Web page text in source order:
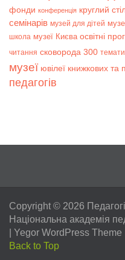
фонди конференція круглий
семінарів музей для дітей
школа музеї Києва освітні
читання сковорода 300
музеї ювілеї книжкових та
педагогів
Copyright © 2026
Національна академія
Yegor WordPress Theme
Back to Top